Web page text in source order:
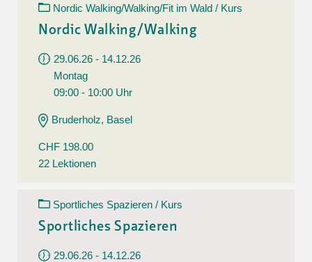
Nordic Walking/Walking/Fit im Wald / Kurs
Nordic Walking/Walking
29.06.26 - 14.12.26
Montag
09:00 - 10:00 Uhr
Bruderholz, Basel
CHF 198.00
22 Lektionen
Sportliches Spazieren / Kurs
Sportliches Spazieren
29.06.26 - 14.12.26